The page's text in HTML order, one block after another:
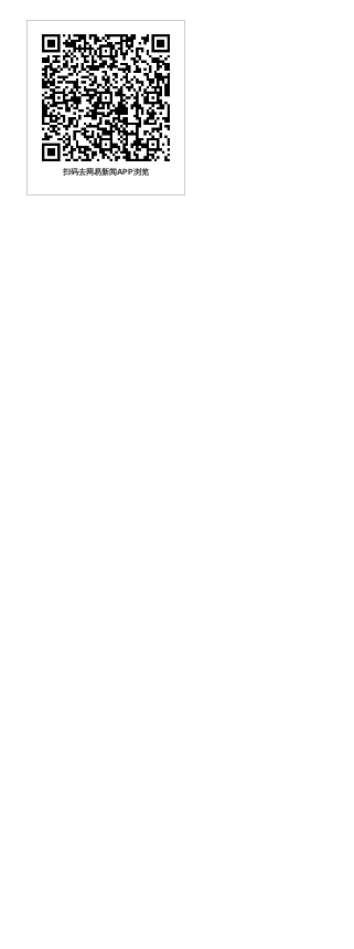
扫码去网易新闻APP浏览